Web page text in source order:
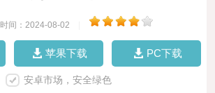
时间：2024-08-02
苹果下载 PC下载
安卓市场，安全绿色